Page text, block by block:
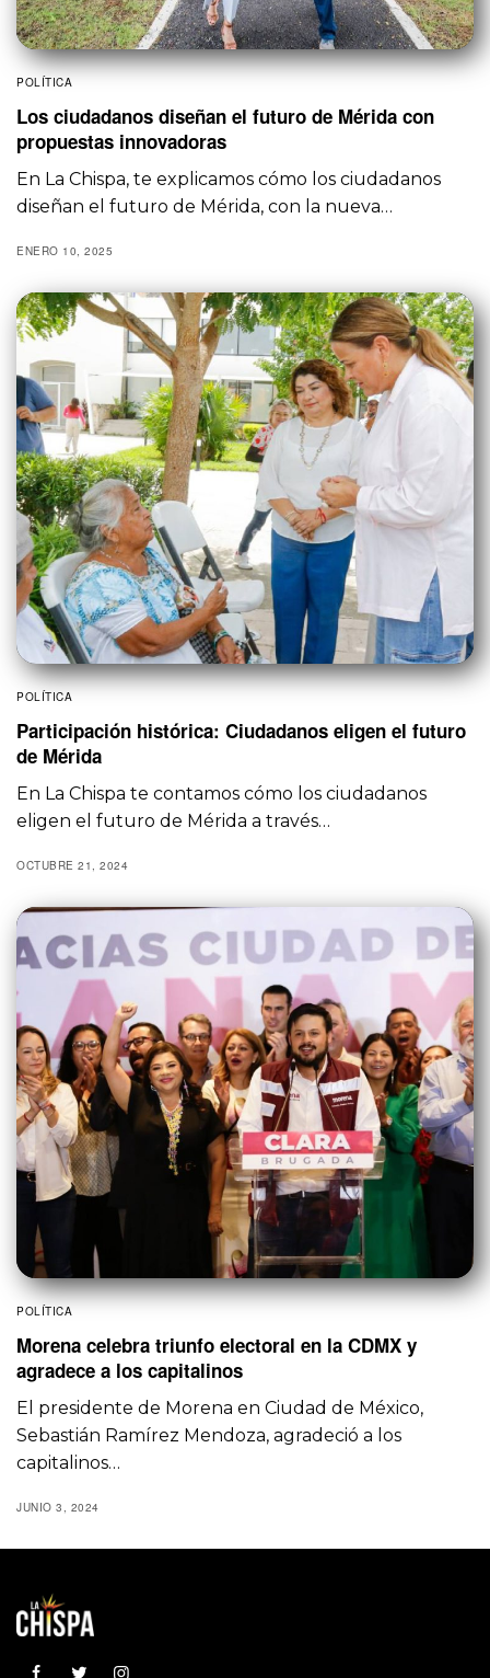
POLÍTICA
Los ciudadanos diseñan el futuro de Mérida con
propuestas innovadoras
En La Chispa, te explicamos cómo los ciudadanos
diseñan el futuro de Mérida, con la nueva…
ENERO 10, 2025
POLÍTICA
Participación histórica: Ciudadanos eligen el futuro
de Mérida
En La Chispa te contamos cómo los ciudadanos
eligen el futuro de Mérida a través…
OCTUBRE 21, 2024
POLÍTICA
Morena celebra triunfo electoral en la CDMX y
agradece a los capitalinos
El presidente de Morena en Ciudad de México,
Sebastián Ramírez Mendoza, agradeció a los
capitalinos…
JUNIO 3, 2024